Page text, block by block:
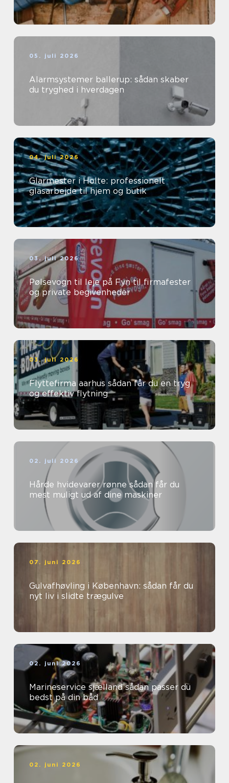
05. juli 2026
Alarmsystemer ballerup: sådan skaber
du tryghed i hverdagen
04. juli 2026
Glarmester i Holte: professionelt
glasarbejde til hjem og butik
03. juli 2026
Pølsevogn til leje på Fyn til firmafester
og private begivenheder
03. juli 2026
Flyttefirma aarhus sådan får du en tryg
og effektiv flytning
02. juli 2026
Hårde hvidevarer rønne sådan får du
mest muligt ud af dine maskiner
07. juni 2026
Gulvafhøvling i København: sådan får du
nyt liv i slidte trægulve
02. juni 2026
Marineservice sjælland sådan passer du
bedst på din båd
02. juni 2026